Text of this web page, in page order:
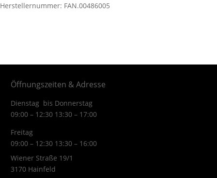
Herstellernummer: FAN.00486005
Öffnungszeiten & Adresse
Dienstag bis Donnerstag
09:00 – 12:30 13:30 – 17:00
Freitag
09:00 – 12:30 13:30 – 16:00
Wiener Straße 19/1
3170 Hainfeld